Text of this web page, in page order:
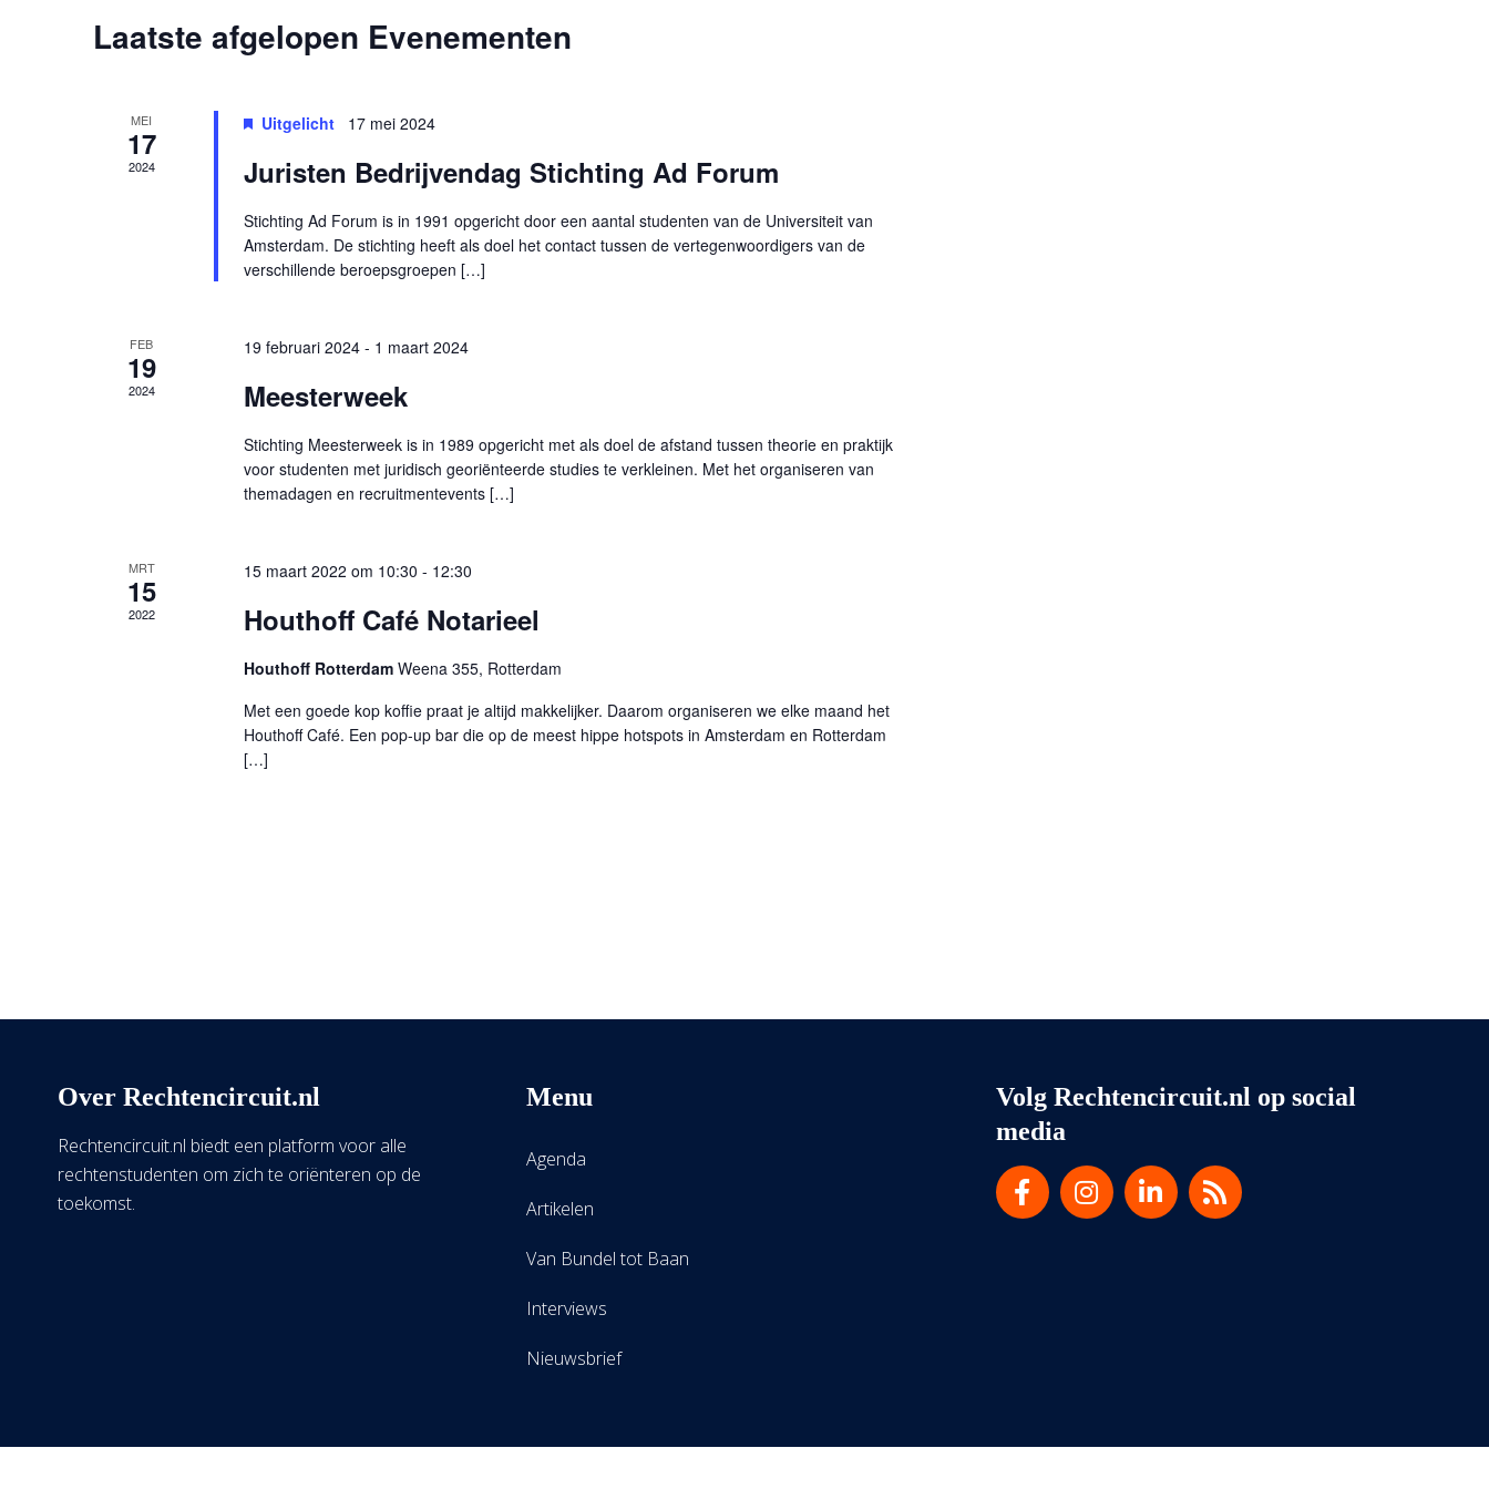
Kalender
Evenementen
Laatste afgelopen Evenementen
MEI
17
2024
Uitgelicht 17 mei 2024
Juristen Bedrijvendag Stichting Ad Forum
Stichting Ad Forum is in 1991 opgericht door een aantal studenten van de Universiteit van
Amsterdam. De stichting heeft als doel het contact tussen de vertegenwoordigers van de
verschillende beroepsgroepen […]
FEB
19
2024
19 februari 2024- 1 maart 2024
Meesterweek
Stichting Meesterweek is in 1989 opgericht met als doel de afstand tussen theorie en praktijk
voor studenten met juridisch georiënteerde studies te verkleinen. Met het organiseren van
themadagen en recruitmentevents […]
MRT
15
2022
15 maart 2022 om 10:30 - 12:30
Houthoff Café Notarieel
Houthoff Rotterdam Weena 355, Rotterdam
Met een goede kop koffie praat je altijd makkelijker. Daarom organiseren we elke maand het
Houthoff Café. Een pop-up bar die op de meest hippe hotspots in Amsterdam en Rotterdam
[…]
Over Rechtencircuit.nl
Rechtencircuit.nl biedt een platform voor alle
rechtenstudenten om zich te oriënteren op de
toekomst.
Menu
Agenda
Artikelen
Van Bundel tot Baan
Interviews
Nieuwsbrief
Volg Rechtencircuit.nl op social
media